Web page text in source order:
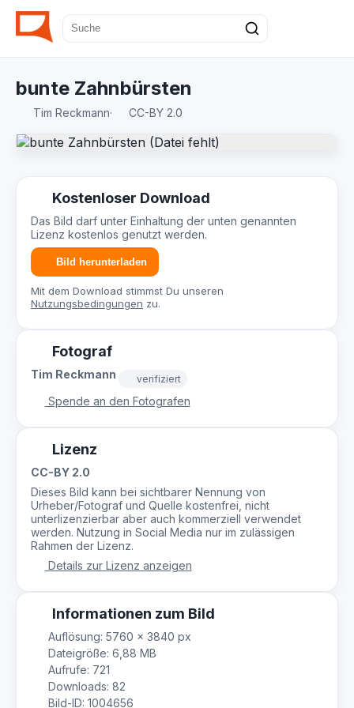
bunte Zahnbürsten
Tim Reckmann· CC-BY 2.0
Kostenloser Download
Das Bild darf unter Einhaltung der unten genannten
Lizenz kostenlos genutzt werden.
Bild herunterladen
Mit dem Download stimmst Du unseren
Nutzungsbedingungen zu.
Fotograf
Tim Reckmann verifiziert
Spende an den Fotografen
Lizenz
CC-BY 2.0
Dieses Bild kann bei sichtbarer Nennung von
Urheber/Fotograf und Quelle kostenfrei, nicht
unterlizenzierbar aber auch kommerziell verwendet
werden. Nutzung in Social Media nur im zulässigen
Rahmen der Lizenz.
Details zur Lizenz anzeigen
Informationen zum Bild
Auflösung: 5760 × 3840 px
Dateigröße: 6,88 MB
Aufrufe: 721
Downloads: 82
Bild-ID: 1004656